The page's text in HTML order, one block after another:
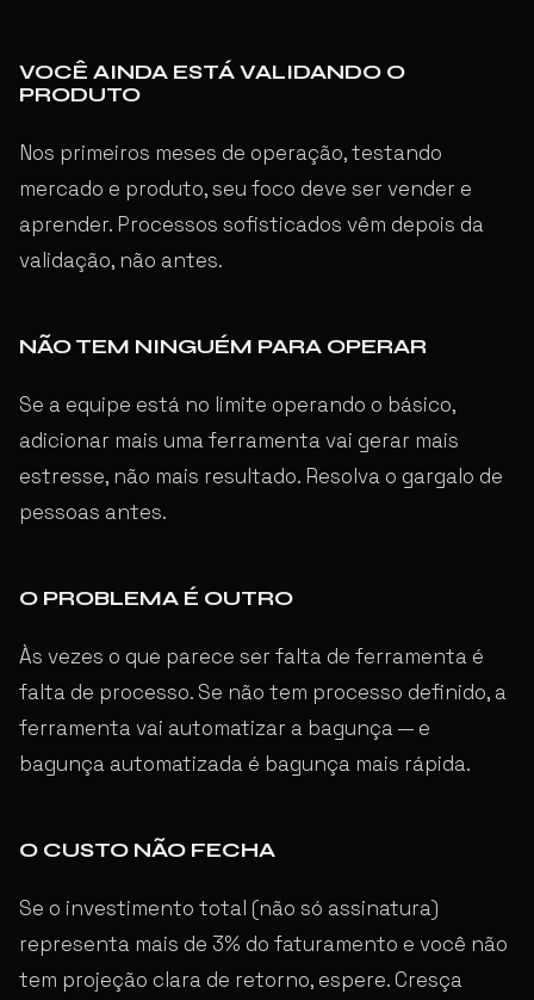
VOCÊ AINDA ESTÁ VALIDANDO O
PRODUTO
Nos primeiros meses de operação, testando
mercado e produto, seu foco deve ser vender e
aprender. Processos sofisticados vêm depois da
validação, não antes.
NÃO TEM NINGUÉM PARA OPERAR
Se a equipe está no limite operando o básico,
adicionar mais uma ferramenta vai gerar mais
estresse, não mais resultado. Resolva o gargalo de
pessoas antes.
O PROBLEMA É OUTRO
Às vezes o que parece ser falta de ferramenta é
falta de processo. Se não tem processo definido, a
ferramenta vai automatizar a bagunça — e
bagunça automatizada é bagunça mais rápida.
O CUSTO NÃO FECHA
Se o investimento total (não só assinatura)
representa mais de 3% do faturamento e você não
tem projeção clara de retorno, espere. Cresça